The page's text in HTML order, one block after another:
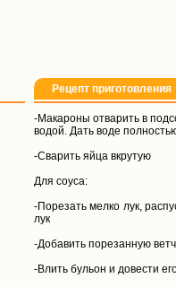
Рецепт приготовления
-Макароны отварить в
водой. Дать воде
-Сварить яйца вкрутую
Для соуса:
-Порезать мелко лук,
лук
-Добавить порезанную
-Влить бульон и довести